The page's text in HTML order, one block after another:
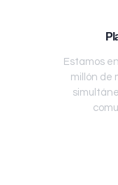
Estamos
millón de